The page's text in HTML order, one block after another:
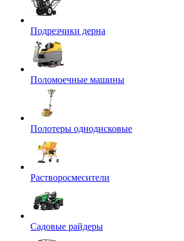
Подрезчики дерна
Поломоечные машины
Полотеры однодисковые
Растворосмесители
Садовые райдеры